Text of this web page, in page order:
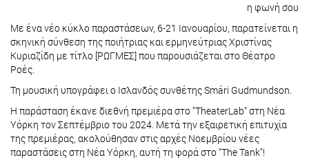
η φωνή σου
Με ένα νέο κύκλο παραστάσεων, 6-21 Ιανουαρίου, παρατείνεται η
σκηνική σύνθεση της ποιήτριας και ερμηνεύτριας Χριστίνας
Κυριαζίδη με τίτλο [ΡΩΓΜΕΣ] που παρουσιάζεται στο Θέατρο
Ροές.
Τη μουσική υπογράφει ο Ισλανδός συνθέτης Smári Gudmundson.
Η παράσταση έκανε διεθνή πρεμιέρα στο "TheaterLab" στη Νέα
Υόρκη τον Σεπτέμβριο του 2024. Μετά την εξαιρετική επιτυχία
της πρεμιέρας, ακολούθησαν στις αρχές Νοεμβρίου νέες
παραστάσεις στη Νέα Υόρκη, αυτή τη φορά στο "The Tank"!